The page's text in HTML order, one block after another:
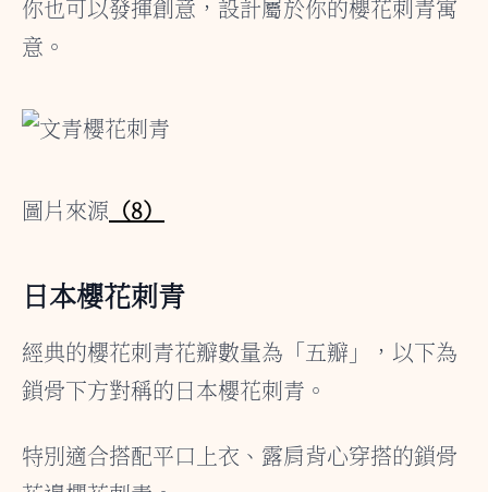
你也可以發揮創意，設計屬於你的櫻花刺青寓
意。
圖片來源 （8）
日本櫻花刺青
經典的櫻花刺青花瓣數量為「五瓣」，以下為
鎖骨下方對稱的日本櫻花刺青。
特別適合搭配平口上衣、露肩背心穿搭的鎖骨